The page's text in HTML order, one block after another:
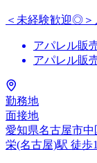
＜未経験歓迎◎＞
アパレル販
アパレル販
勤務地
面接地
愛知県名古屋市中
栄(名古屋)駅 徒歩